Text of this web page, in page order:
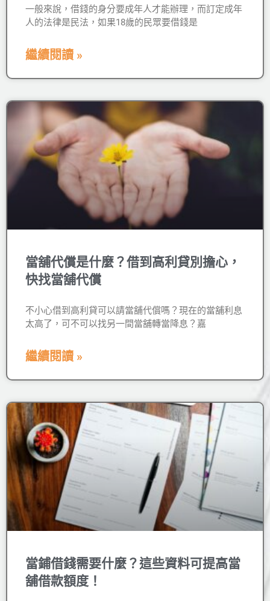
一般來說，借錢的身分要成年人才能辦理，而訂定成年
人的法律是民法，如果18歲的民眾要借錢是
繼續閱讀 »
當舖代償是什麼？借到高利貸別擔心，
快找當舖代償
不小心借到高利貸可以請當舖代償嗎？現在的當舖利息
太高了，可不可以找另一間當舖轉當降息？嘉
繼續閱讀 »
當鋪借錢需要什麼？這些資料可提高當
舖借款額度！